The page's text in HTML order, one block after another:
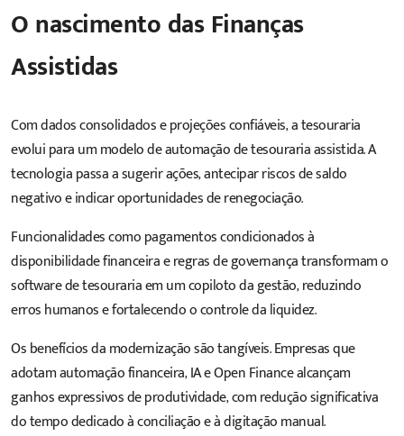
O nascimento das Finanças
Assistidas
Com dados consolidados e projeções confiáveis, a tesouraria
evolui para um modelo de automação de tesouraria assistida. A
tecnologia passa a sugerir ações, antecipar riscos de saldo
negativo e indicar oportunidades de renegociação.
Funcionalidades como pagamentos condicionados à
disponibilidade financeira e regras de governança transformam o
softwarede tesouraria em um copiloto da gestão, reduzindo
erros humanos e fortalecendo o controle da liquidez.
Os benefícios da modernização são tangíveis. Empresas que
adotam automação financeira, IA e Open Finance alcançam
ganhos expressivos de produtividade, com redução significativa
do tempo dedicado à conciliação e à digitação manual.